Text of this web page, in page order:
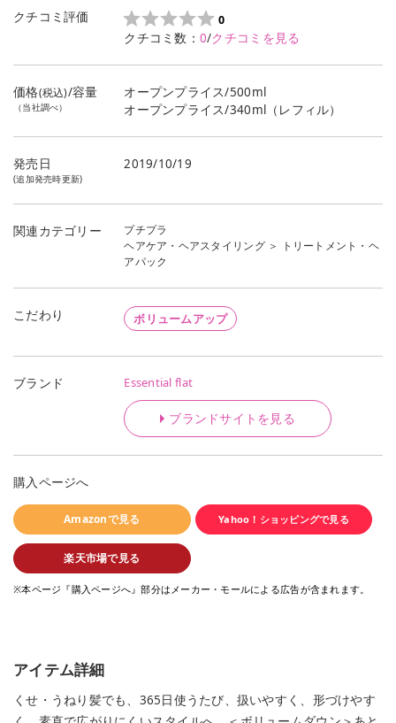
クチコミ評価 0
クチコミ数： 0/クチコミを見る
価格(税込)/容量
（当社調べ）
オープンプライス/500ml
オープンプライス/340ml（レフィル）
発売日
(追加発売時更新)
2019/10/19
関連カテゴリー
プチプラ
ヘアケア・ヘアスタイリング＞
トリートメント・ヘ
アパック
こだわり ボリュームアップ
ブランド Essential flat
ブランドサイトを見る
購入ページへ
Amazonで見る Yahoo！ショッピングで見る
楽天市場で見る
※本ページ『購入ページへ』部分はメーカー・モールによる広告が含まれます。
アイテム詳細
くせ・うねり髪でも、365日使うたび、扱いやすく、形づけやす